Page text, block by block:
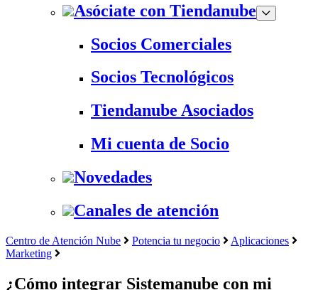
Asóciate con Tiendanube
Socios Comerciales
Socios Tecnológicos
Tiendanube Asociados
Mi cuenta de Socio
Novedades
Canales de atención
Centro de Atención Nube Potencia tu negocio
Aplicaciones
Marketing
¿Cómo integrar Sistemanube con mi